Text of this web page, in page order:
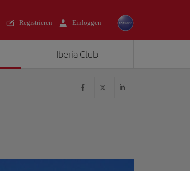
Registrieren Einloggen
Iberia Club